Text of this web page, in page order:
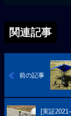
関連記事
前の記事
[実証